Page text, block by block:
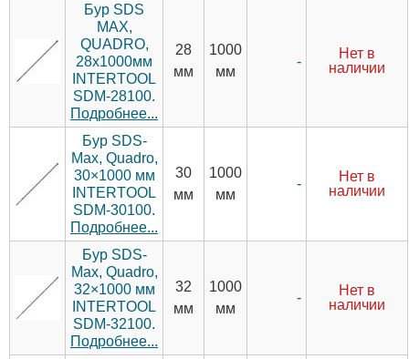
Бур SDS
MAX,
QUADRO,
28x1000мм
INTERTOOL
SDM-28100.
Подробнее...
28
мм
1000
мм
-
Нет в
наличии
Бур SDS-
Max, Quadro,
30×1000 мм
INTERTOOL
SDM-30100.
Подробнее...
30
мм
1000
мм
-
Нет в
наличии
Бур SDS-
Max, Quadro,
32×1000 мм
INTERTOOL
SDM-32100.
Подробнее...
32
мм
1000
мм
-
Нет в
наличии